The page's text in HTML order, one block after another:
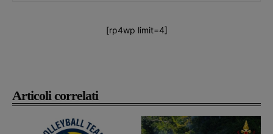
Articoli correlati
[rp4wp limit=4]